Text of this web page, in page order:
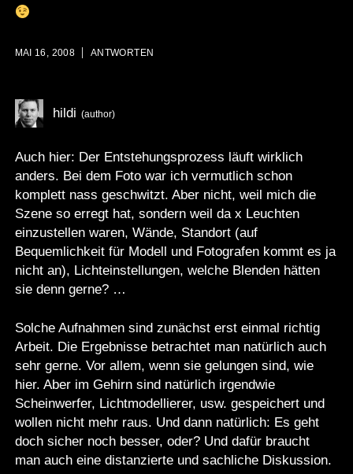
MAI 16, 2008 ANTWORTEN
hildi
Auch hier: Der Entstehungsprozess läuft wirklich
anders. Bei dem Foto war ich vermutlich schon
komplett nass geschwitzt. Aber nicht, weil mich die
Szene so erregt hat, sondern weil da x Leuchten
einzustellen waren, Wände, Standort (auf
Bequemlichkeit für Modell und Fotografen kommt es ja
nicht an), Lichteinstellungen, welche Blenden hätten
sie denn gerne? …
Solche Aufnahmen sind zunächst erst einmal richtig
Arbeit. Die Ergebnisse betrachtet man natürlich auch
sehr gerne. Vor allem, wenn sie gelungen sind, wie
hier. Aber im Gehirn sind natürlich irgendwie
Scheinwerfer, Lichtmodellierer, usw. gespeichert und
wollen nicht mehr raus. Und dann natürlich: Es geht
doch sicher noch besser, oder? Und dafür braucht
man auch eine distanzierte und sachliche Diskussion.